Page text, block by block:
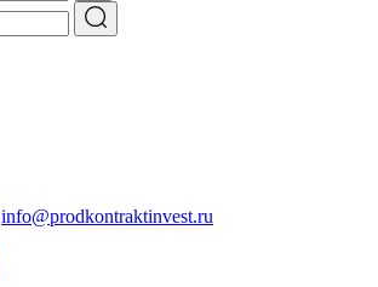
info@prodkontraktinvest.ru